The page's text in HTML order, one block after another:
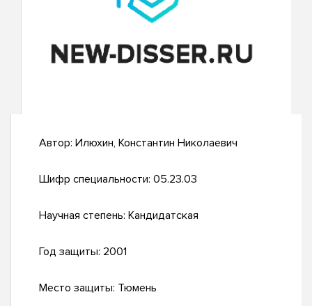
Автор: Илюхин, Константин Николаевич
Шифр специальности: 05.23.03
Научная степень: Кандидатская
Год защиты: 2001
Место защиты: Тюмень